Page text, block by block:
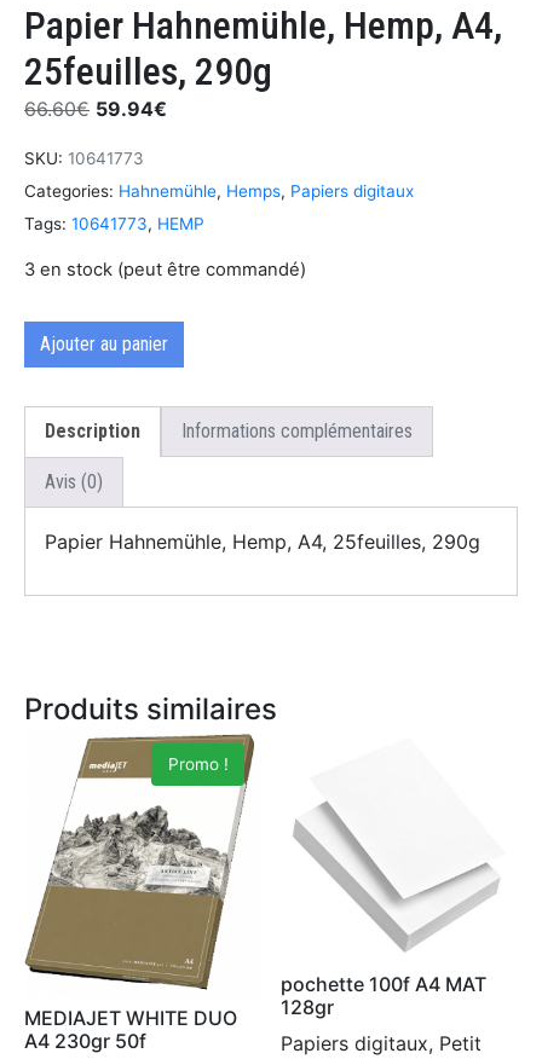
Papier Hahnemühle, Hemp, A4,
25feuilles, 290g
66.60€ 59.94€
SKU: 10641773
Categories: Hahnemühle, Hemps, Papiers digitaux
Tags: 10641773, HEMP
3 en stock (peut être commandé)
Ajouter au panier
Description Informations complémentaires
Avis (0)
Papier Hahnemühle, Hemp, A4, 25feuilles, 290g
Produits similaires
Promo !
MEDIAJET WHITE DUO
A4 230gr 50f
pochette 100f A4 MAT
128gr
Papiers digitaux, Petit